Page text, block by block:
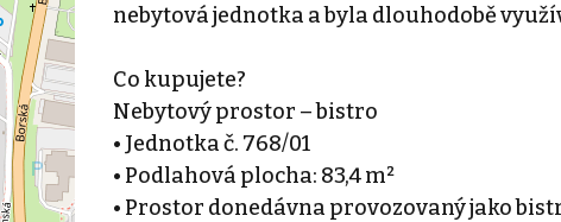
nebytová jednotka a byla dlouhodobě
Co kupujete?
Nebytový prostor – bistro
• Jednotka č. 768/01
• Podlahová plocha: 83,4 m²
• Prostor donedávna provozovaný jako